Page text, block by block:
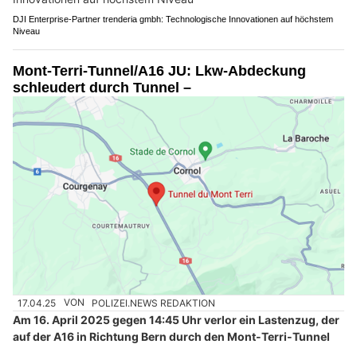
DJI Enterprise-Partner trenderia gmbh: Technologische Innovationen auf höchstem
Niveau
Mont-Terri-Tunnel/A16 JU: Lkw-Abdeckung
schleudert durch Tunnel –
17.04.25 VON POLIZEI.NEWS REDAKTION
Am 16. April 2025 gegen 14:45 Uhr verlor ein Lastenzug, der
auf der A16 in Richtung Bern durch den Mont-Terri-Tunnel